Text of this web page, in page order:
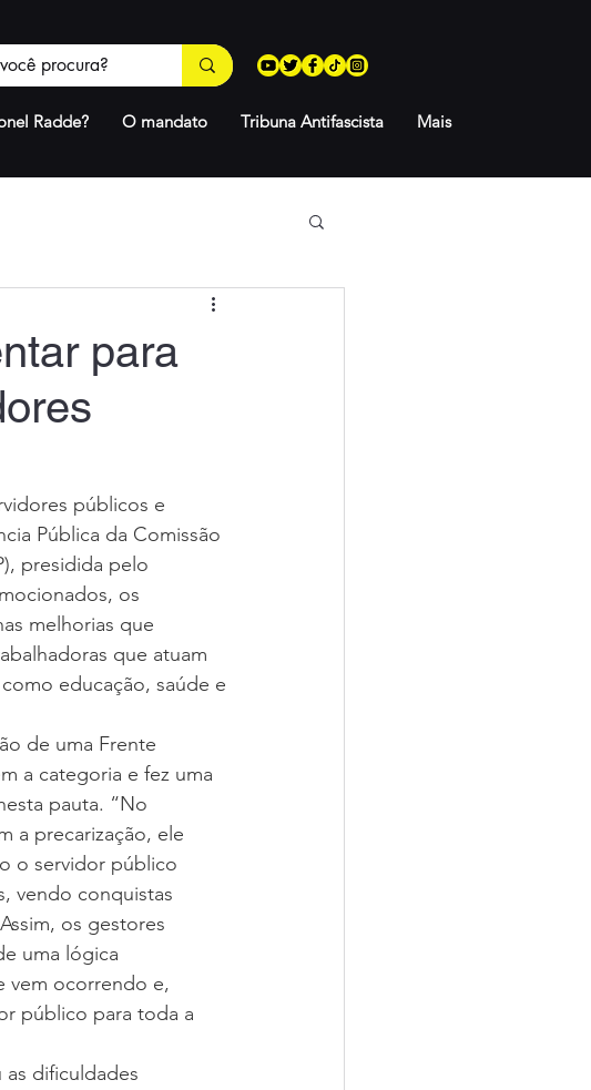
Radde? O mandato Tribuna Antifascista Mais
para
públicos e
Pública da Comissão
presidida pelo
os
melhorias que
que atuam
educação, saúde e
de uma Frente
a categoria e fez uma
pauta. “No
a precarização, ele
o servidor público
vendo conquistas
os gestores
uma lógica
vem ocorrendo e,
público para toda a
dificuldades